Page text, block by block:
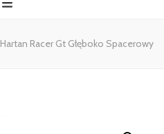
Hartan Racer Gt Głęboko Spacerowy